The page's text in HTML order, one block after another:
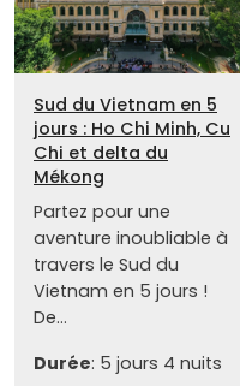
Sud du Vietnam en 5
jours : Ho Chi Minh, Cu
Chi et delta du
Mékong
Partez pour une
aventure inoubliable à
travers le Sud du
Vietnam en 5 jours !
De...
Durée: 5 jours 4 nuits